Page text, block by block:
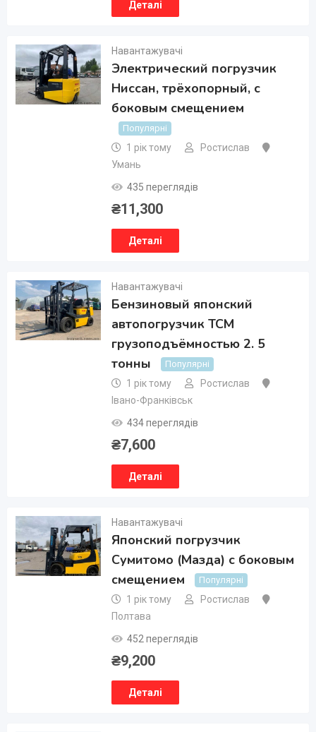
Деталі
Навантажувачі
Электрический погрузчик
Ниссан, трёхопорный, с
боковым смещением
Популярні
1 рік тому
Ростислав
Умань
435 переглядів
₴11,300
Деталі
Навантажувачі
Бензиновый японский
автопогрузчик ТСМ
грузоподъёмностью 2. 5
тонны
Популярні
1 рік тому
Ростислав
Івано-Франківськ
434 переглядів
₴7,600
Деталі
Навантажувачі
Японский погрузчик
Сумитомо (Мазда) с боковым
смещением
Популярні
1 рік тому
Ростислав
Полтава
452 переглядів
₴9,200
Деталі